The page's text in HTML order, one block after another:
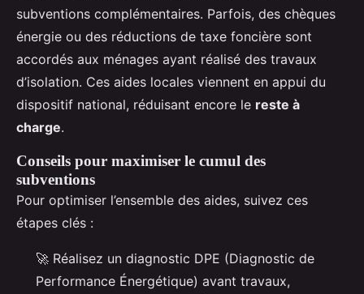
subventions complémentaires. Parfois, des chèques
énergie ou des réductions de taxe foncière sont
accordés aux ménages ayant réalisé des travaux
d’isolation. Ces aides locales viennent en appui du
dispositif national, réduisant encore le reste à
charge.
Conseils pour maximiser le cumul des
subventions
Pour optimiser l’ensemble des aides, suivez ces
étapes clés :
🚀 Réalisez un diagnostic DPE (Diagnostic de
Performance Énergétique) avant travaux,